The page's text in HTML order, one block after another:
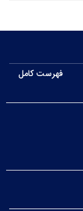
فهرست کامل